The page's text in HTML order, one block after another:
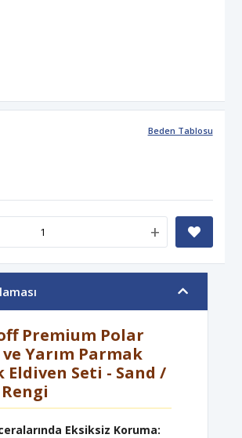
Beden Tablosu
+
Premium Polar
Yarım Parmak
Eldiven Seti - Sand /
Eksiksiz Koruma: